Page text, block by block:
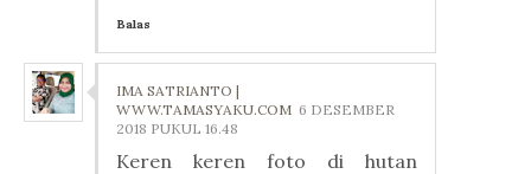
Balas
IMA SATRIANTO |
WWW.TAMASYAKU.COM 6 DESEMBER
2018 PUKUL 16.48
Keren keren foto di hutan